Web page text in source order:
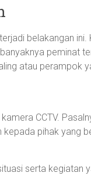
belakangan
peminat
atau perampok
CCTV.
pihak yang
serta kegiatan